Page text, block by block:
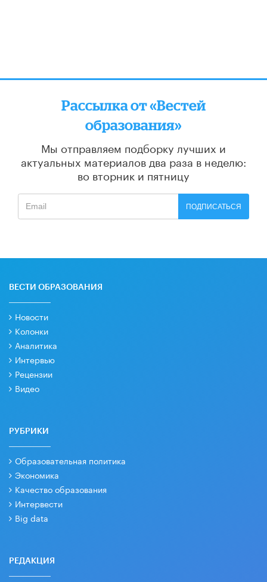
Рассылка от «Вестей
образования»
Мы отправляем подборку лучших и
актуальных материалов два раза в неделю:
во вторник и пятницу
ПОДПИСАТЬСЯ
ВЕСТИ ОБРАЗОВАНИЯ
Новости
Колонки
Аналитика
Интервью
Рецензии
Видео
РУБРИКИ
Образовательная политика
Экономика
Качество образования
Интервести
Big data
РЕДАКЦИЯ